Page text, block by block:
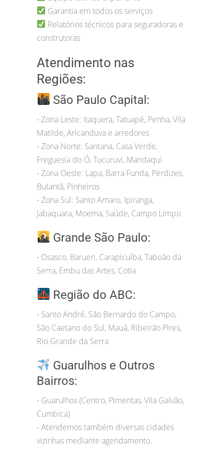
Garantia em todos os serviços
Relatórios técnicos para seguradoras e
construtoras
Atendimento nas
Regiões:
São Paulo Capital:
• Zona Leste: Itaquera, Tatuapé, Penha, Vila
Matilde, Aricanduva e arredores
• Zona Norte: Santana, Casa Verde,
Freguesia do Ó, Tucuruvi, Mandaqui
• Zona Oeste: Lapa, Barra Funda, Perdizes,
Butantã, Pinheiros
• Zona Sul: Santo Amaro, Ipiranga,
Jabaquara, Moema, Saúde, Campo Limpo
Grande São Paulo:
• Osasco, Barueri, Carapicuíba, Taboão da
Serra, Embu das Artes, Cotia
Região do ABC:
• Santo André, São Bernardo do Campo,
São Caetano do Sul, Mauá, Ribeirão Pires,
Rio Grande da Serra
Guarulhos e Outros
Bairros:
• Guarulhos (Centro, Pimentas, Vila Galvão,
Cumbica)
• Atendemos também diversas cidades
vizinhas mediante agendamento.